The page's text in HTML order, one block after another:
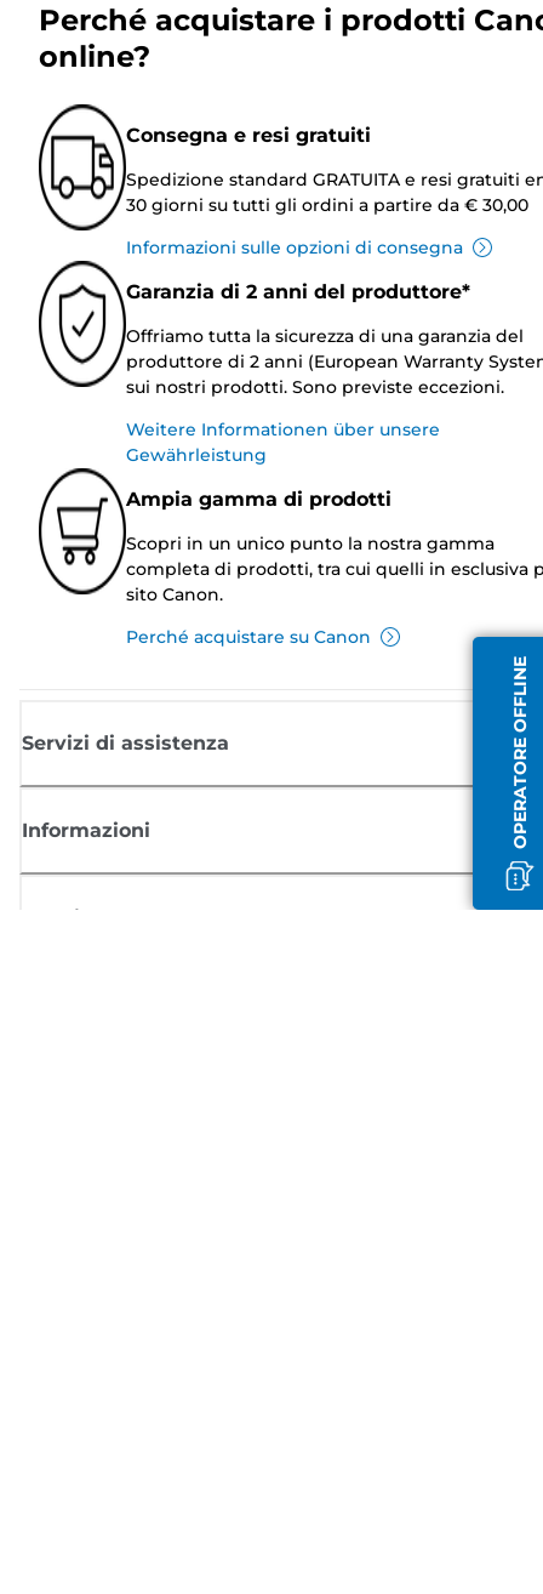
OPERATORE OFFLINE
Perché acquistare i prodotti
online?
Consegna e resi gratuiti
Spedizione standard GRATUITA e resi gratuiti
30 giorni su tutti gli ordini a partire da € 30,00
Informazioni sulle opzioni di consegna
Garanzia di 2 anni del produttore*
Offriamo tutta la sicurezza di una garanzia del
produttore di 2 anni (European Warranty
sui nostri prodotti. Sono previste eccezioni.
Weitere Informationen über unsere
Gewährleistung
Ampia gamma di prodotti
Scopri in un unico punto la nostra gamma
completa di prodotti, tra cui quelli in esclusiva
sito Canon.
Perché acquistare su Canon
Servizi di assistenza
Informazioni
Acquisto